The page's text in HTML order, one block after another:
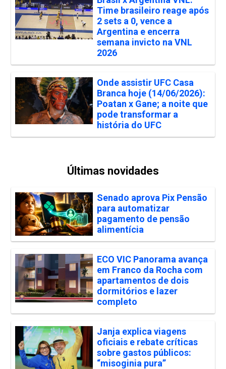
Time brasileiro reage após
2 sets a 0, vence a
Argentina e encerra
semana invicto na VNL
2026
Onde assistir UFC Casa
Branca hoje (14/06/2026):
Poatan x Gane; a noite que
pode transformar a
história do UFC
Últimas novidades
Senado aprova Pix Pensão
para automatizar
pagamento de pensão
alimentícia
ECO VIC Panorama avança
em Franco da Rocha com
apartamentos de dois
dormitórios e lazer
completo
Janja explica viagens
oficiais e rebate críticas
sobre gastos públicos:
“misoginia pura”